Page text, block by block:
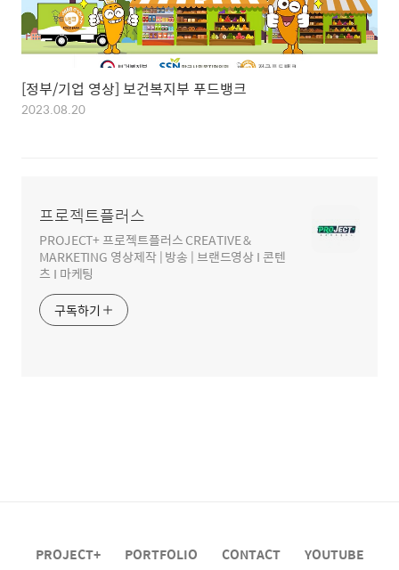
[정부/기업 영상] 보건복지부 푸드뱅크
2023.08.20
프로젝트플러스
PROJECT+ 프로젝트플러스 CREATIVE &
MARKETING 영상제작 | 방송 | 브랜드영상 I 콘텐
츠 I 마케팅
구독하기
PROJECT+ PORTFOLIO CONTACT YOUTUBE